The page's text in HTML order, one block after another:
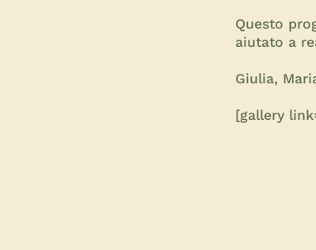
Questo
aiutato a
Giulia,
[gallery